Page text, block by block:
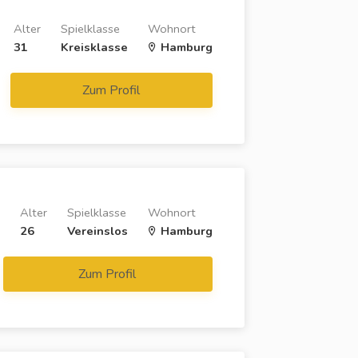
Wohnort
Hamburg
Spielklasse
Kreisklasse
Alter
31
Zum Profil
Wohnort
Hamburg
Spielklasse
Vereinslos
Alter
26
Zum Profil